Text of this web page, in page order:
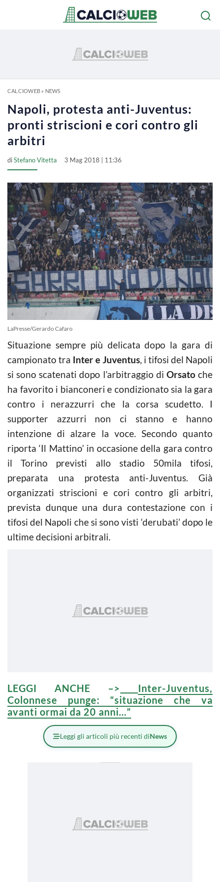
CALCIOWEB» NEWS
Napoli, protesta anti-Juventus:
pronti striscioni e cori contro gli
arbitri
diStefano Vitetta 3 Mag 2018 | 11:36
LaPresse/Gerardo Cafaro
Situazione sempre più delicata dopo la gara di
campionato tra Inter e Juventus, i tifosi del Napoli
si sono scatenati dopo l’arbitraggio di Orsatoche
ha favorito i bianconeri e condizionato sia la gara
contro i nerazzurri che la corsa scudetto. I
supporter azzurri non ci stanno e hanno
intenzione di alzare la voce. Secondo quanto
riporta ‘Il Mattino’ in occasione della gara contro
il Torino previsti allo stadio 50mila tifosi,
preparata una protesta anti-Juventus. Già
organizzati striscioni e cori contro gli arbitri,
prevista dunque una dura contestazione con i
tifosi del Napoli che si sono visti ‘derubati’ dopo le
ultime decisioni arbitrali.
LEGGI ANCHE –>
Inter-Juventus,
Colonnese punge: “situazione che va
avanti ormai da 20 anni…”
Leggi gli articoli più recenti diNews